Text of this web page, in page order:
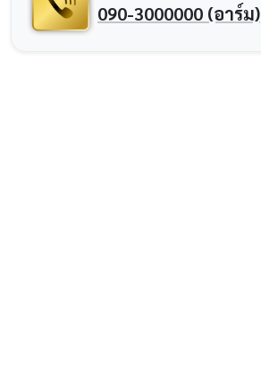
090-3000000 (อาร์ม)